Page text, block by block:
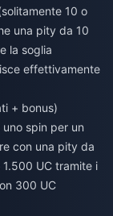
10 o
una pity da 10
la soglia
effettivamente
+ bonus)
spin per un
con una pity da
UC tramite i
300 UC